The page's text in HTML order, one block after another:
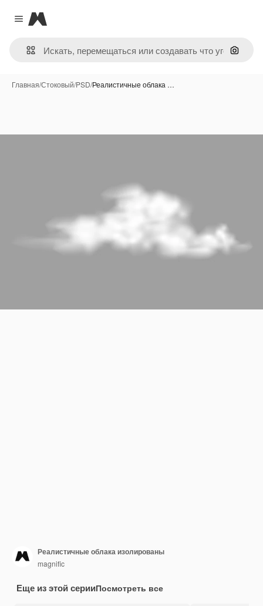
Close menu
Magnific
Поиск
Главная/Стоковый/PSD/Реалистичные облака …
Реалистичные облака изолированы
magnific
Еще из этой серииПосмотреть все